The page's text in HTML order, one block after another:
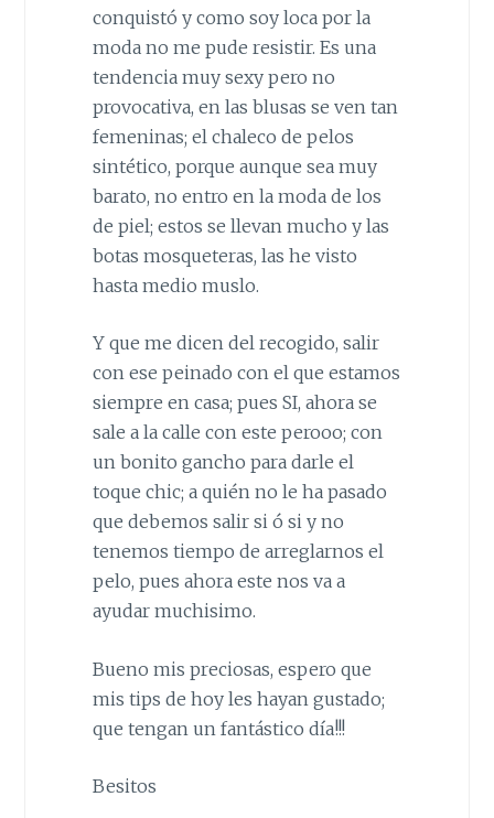
conquistó y como soy loca por la
moda no me pude resistir. Es una
tendencia muy sexy pero no
provocativa, en las blusas se ven tan
femeninas; el chaleco de pelos
sintético, porque aunque sea muy
barato, no entro en la moda de los
de piel; estos se llevan mucho y las
botas mosqueteras, las he visto
hasta medio muslo.
Y que me dicen del recogido, salir
con ese peinado con el que estamos
siempre en casa; pues SI, ahora se
sale a la calle con este perooo; con
un bonito gancho para darle el
toque chic; a quién no le ha pasado
que debemos salir si ó si y no
tenemos tiempo de arreglarnos el
pelo, pues ahora este nos va a
ayudar muchisimo.
Bueno mis preciosas, espero que
mis tips de hoy les hayan gustado;
que tengan un fantástico día!!!
Besitos